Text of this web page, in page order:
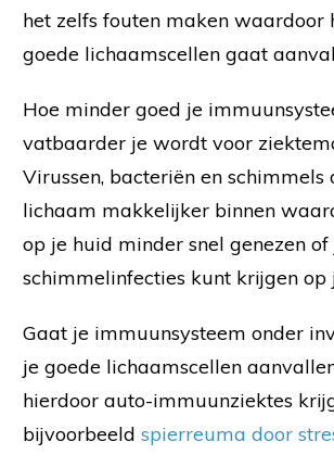
het zelfs fouten maken waardoor
goede lichaamscellen gaat
Hoe minder goed je
vatbaarder je wordt voor
Virussen, bacteriën en schimmels
lichaam makkelijker binnen
op je huid minder snel genezen of
schimmelinfecties kunt krijgen op
Gaat je immuunsysteem onder
je goede lichaamscellen
hierdoor auto-immuunziektes
bijvoorbeeld spierreuma door